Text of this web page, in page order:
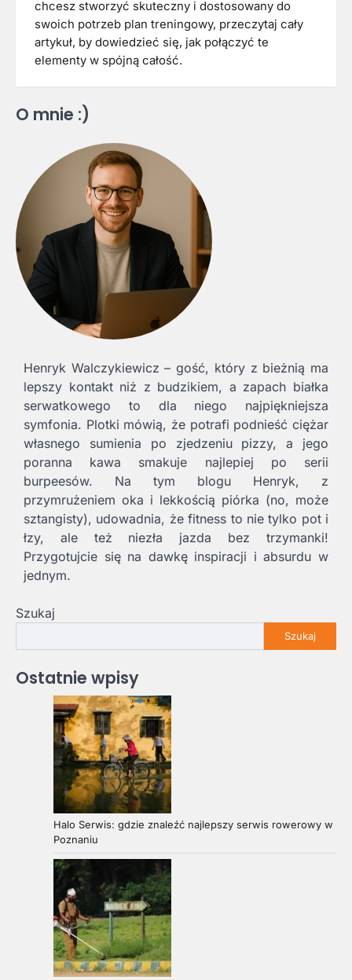
chcesz stworzyć skuteczny i dostosowany do
swoich potrzeb plan treningowy, przeczytaj cały
artykuł, by dowiedzieć się, jak połączyć te
elementy w spójną całość.
O mnie :)
Henryk Walczykiewicz – gość, który z bieżnią ma
lepszy kontakt niż z budzikiem, a zapach białka
serwatkowego to dla niego najpiękniejsza
symfonia. Plotki mówią, że potrafi podnieść ciężar
własnego sumienia po zjedzeniu pizzy, a jego
poranna kawa smakuje najlepiej po serii
burpeesów. Na tym blogu Henryk, z
przymrużeniem oka i lekkością piórka (no, może
sztangisty), udowadnia, że fitness to nie tylko pot i
łzy, ale też niezła jazda bez trzymanki!
Przygotujcie się na dawkę inspiracji i absurdu w
jednym.
Szukaj
Szukaj
Ostatnie wpisy
Halo Serwis: gdzie znaleźć najlepszy serwis rowerowy w
Poznaniu